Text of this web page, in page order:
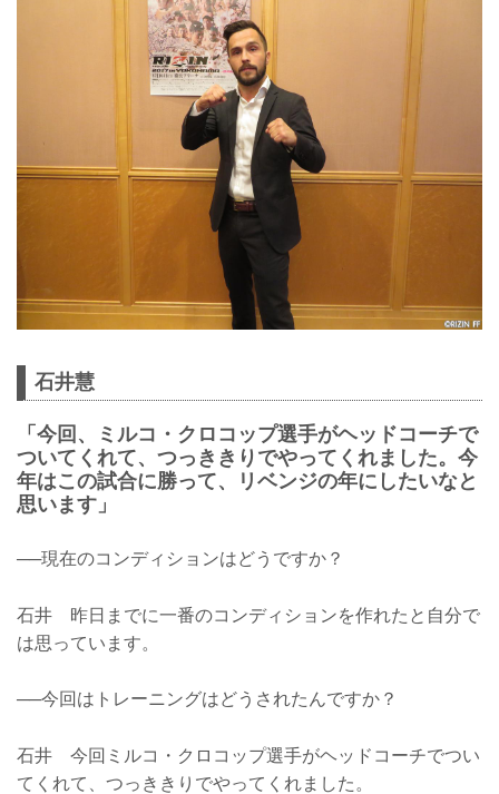
石井慧
「今回、ミルコ・クロコップ選手がヘッドコーチで
ついてくれて、つっききりでやってくれました。今
年はこの試合に勝って、リベンジの年にしたいなと
思います」
──現在のコンディションはどうですか？
石井 昨日までに一番のコンディションを作れたと自分で
は思っています。
──今回はトレーニングはどうされたんですか？
石井 今回ミルコ・クロコップ選手がヘッドコーチでつい
てくれて、つっききりでやってくれました。